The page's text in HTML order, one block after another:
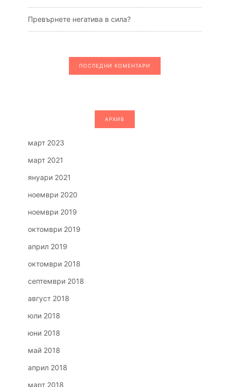
Превърнете негатива в сила?
ПОСЛЕДНИ КОМЕНТАРИ
АРХИВ
март 2023
март 2021
януари 2021
ноември 2020
ноември 2019
октомври 2019
април 2019
октомври 2018
септември 2018
август 2018
юли 2018
юни 2018
май 2018
април 2018
март 2018